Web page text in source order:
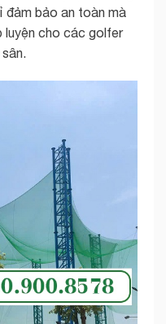
đảm bảo an toàn mà
luyện cho các golfer